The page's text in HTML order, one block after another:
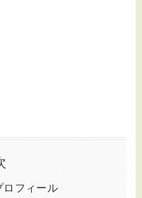
ロフィール